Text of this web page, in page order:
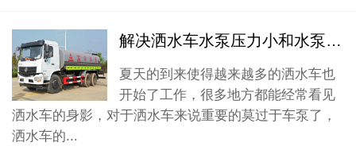
解决洒水车水泵压力小和水泵漏水的问题
夏天的到来使得越来越多的洒水车也
开始了工作，很多地方都能经常看见
洒水车的身影，对于洒水车来说重要的莫过于车泵了，
洒水车的...